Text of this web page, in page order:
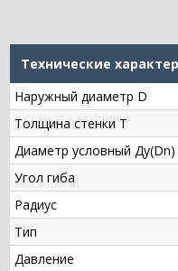
Технические
Наружный диаметр D
Толщина стенки Т
Диаметр условный Ду(Dn)
Угол гиба
Радиус
Тип
Давление